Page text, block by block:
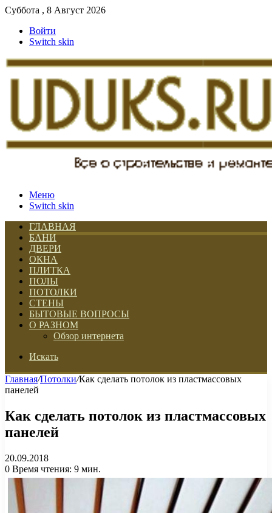
Суббота , 8 Август 2026
Войти
Switch skin
Меню
Switch skin
ГЛАВНАЯ
БАНИ
ДВЕРИ
ОКНА
ПЛИТКА
ПОЛЫ
ПОТОЛКИ
СТЕНЫ
БЫТОВЫЕ ВОПРОСЫ
О РАЗНОМ
Обзор интернета
Искать
Главная/Потолки/Как сделать потолок из пластмассовых
панелей
Как сделать потолок из пластмассовых
панелей
20.09.2018
0 Время чтения: 9 мин.